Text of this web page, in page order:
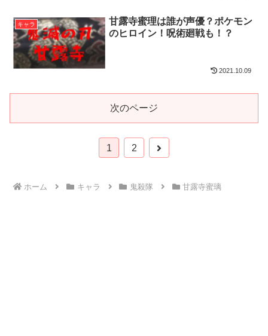
キャラ
甘露寺蜜理は誰が声優？ポケモン
のヒロイン！呪術廻戦も！？
2021.10.09
次のページ
1 2
次
ホーム キャラ 鬼殺隊 甘露寺蜜璃